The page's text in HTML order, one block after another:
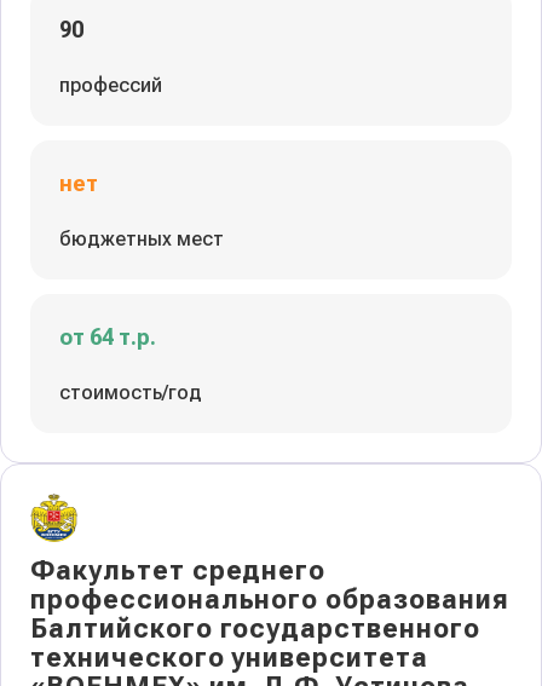
90
профессий
нет
бюджетных мест
от 64 т.р.
стоимость/год
Факультет среднего
профессионального образования
Балтийского государственного
технического университета